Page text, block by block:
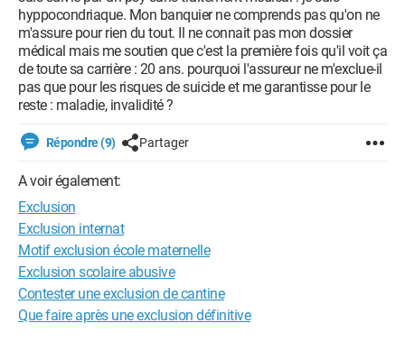
hyppocondriaque. Mon banquier ne comprends pas qu'on ne
m'assure pour rien du tout. Il ne connait pas mon dossier
médical mais me soutien que c'est la première fois qu'il voit ça
de toute sa carrière : 20 ans. pourquoi l'assureur ne m'exclue-il
pas que pour les risques de suicide et me garantisse pour le
reste : maladie, invalidité ?
Répondre (9) Partager
A voir également:
Exclusion
Exclusion internat
Motif exclusion école maternelle
Exclusion scolaire abusive
Contester une exclusion de cantine
Que faire après une exclusion définitive